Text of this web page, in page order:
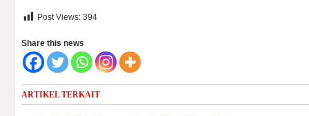
Post Views: 394
Share this news
ARTIKEL TERKAIT